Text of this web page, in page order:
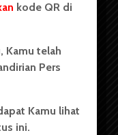
WACANA.
merupakan
dan dikelola
salah satu
Sumatera
kode QR di
Kamu telah
Pers
Kamu lihat
ini.